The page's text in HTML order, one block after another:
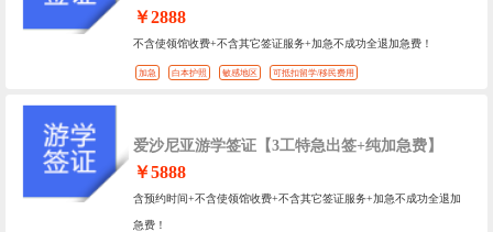
￥2888
不含使领馆收费+不含其它签证服务+加急不成功全退加急费！
加急 白本护照 敏感地区 可抵扣留学/移民费用
爱沙尼亚游学签证【3工特急出签+纯加急费】
￥5888
含预约时间+不含使领馆收费+不含其它签证服务+加急不成功全退加
急费！